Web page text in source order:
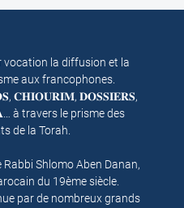
la diffusion et la
aux francophones.
𝐂𝐇𝐈𝐎𝐔𝐑𝐈𝐌, 𝐃𝐎𝐒𝐒𝐈𝐄𝐑𝐒,
travers le prisme des
de la Torah.
Rabbi Shlomo Aben Danan,
du 19ème siècle.
par de nombreux grands